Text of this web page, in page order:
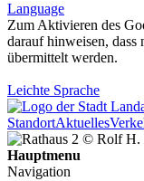
Language
Zum Aktivieren des
darauf hinweisen,
übermittelt werden.
Leichte Sprache
StandortAktuelles
Hauptmenu
Navigation